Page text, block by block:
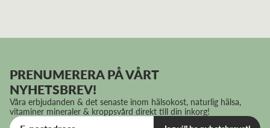
PRENUMERERA PÅ VÅRT
NYHETSBREV!
Våra erbjudanden & det senaste inom hälsokost, naturlig hälsa,
vitaminer mineraler & kroppsvård direkt till din inkorg!